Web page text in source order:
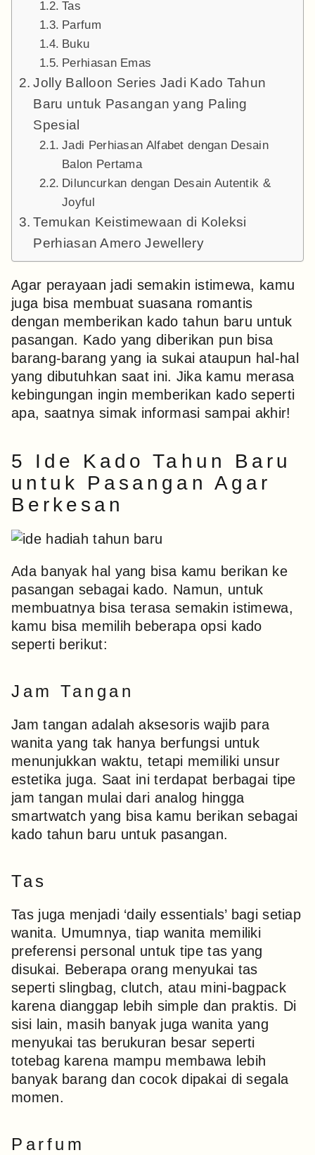
Tas
Parfum
Buku
Perhiasan Emas
Jolly Balloon Series Jadi Kado Tahun
Baru untuk Pasangan yang Paling
Spesial
Jadi Perhiasan Alfabet dengan Desain
Balon Pertama
Diluncurkan dengan Desain Autentik &
Joyful
Temukan Keistimewaan di Koleksi
Perhiasan Amero Jewellery
Agar perayaan jadi semakin istimewa, kamu
juga bisa membuat suasana romantis
dengan memberikan kado tahun baru untuk
pasangan. Kado yang diberikan pun bisa
barang-barang yang ia sukai ataupun hal-hal
yang dibutuhkan saat ini. Jika kamu merasa
kebingungan ingin memberikan kado seperti
apa, saatnya simak informasi sampai akhir!
5 Ide Kado Tahun Baru
untuk Pasangan Agar
Berkesan
Ada banyak hal yang bisa kamu berikan ke
pasangan sebagai kado. Namun, untuk
membuatnya bisa terasa semakin istimewa,
kamu bisa memilih beberapa opsi kado
seperti berikut:
Jam Tangan
Jam tangan adalah aksesoris wajib para
wanita yang tak hanya berfungsi untuk
menunjukkan waktu, tetapi memiliki unsur
estetika juga. Saat ini terdapat berbagai tipe
jam tangan mulai dari analog hingga
smartwatch yang bisa kamu berikan sebagai
kado tahun baru untuk pasangan.
Tas
Tas juga menjadi ‘daily essentials’ bagi setiap
wanita. Umumnya, tiap wanita memiliki
preferensi personal untuk tipe tas yang
disukai. Beberapa orang menyukai tas
seperti slingbag, clutch, atau mini-bagpack
karena dianggap lebih simple dan praktis. Di
sisi lain, masih banyak juga wanita yang
menyukai tas berukuran besar seperti
totebag karena mampu membawa lebih
banyak barang dan cocok dipakai di segala
momen.
Parfum